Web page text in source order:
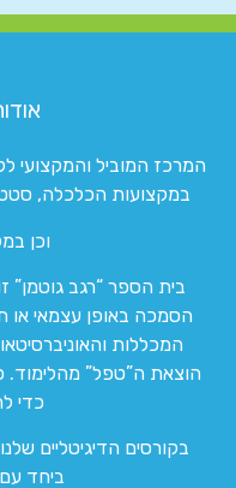
במקצועות הכלכלה,
וכן
בית הספר “רגב גוטמן”
הסמכה באופן עצמאי או
המכללות
הוצאת ה”טפל” מהלימוד.
כדי
בקורסים הדיגיטליים
ביחד